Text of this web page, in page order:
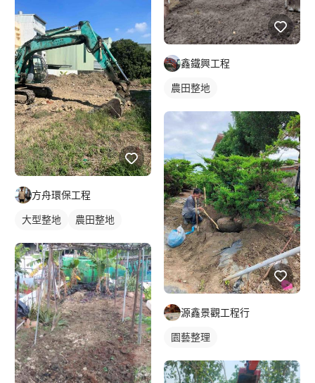
方舟環保工程
大型整地 農田整地
鑫鐵興工程
農田整地
源鑫景觀工程行
園藝整理